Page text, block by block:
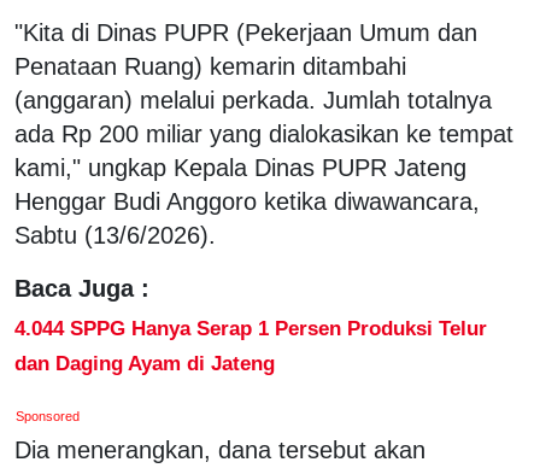
"Kita di Dinas PUPR (Pekerjaan Umum dan
Penataan Ruang) kemarin ditambahi
(anggaran) melalui perkada. Jumlah totalnya
ada Rp 200 miliar yang dialokasikan ke tempat
kami," ungkap Kepala Dinas PUPR Jateng
Henggar Budi Anggoro ketika diwawancara,
Sabtu (13/6/2026).
Baca Juga :
4.044 SPPG Hanya Serap 1 Persen Produksi Telur
dan Daging Ayam di Jateng
Sponsored
Dia menerangkan, dana tersebut akan